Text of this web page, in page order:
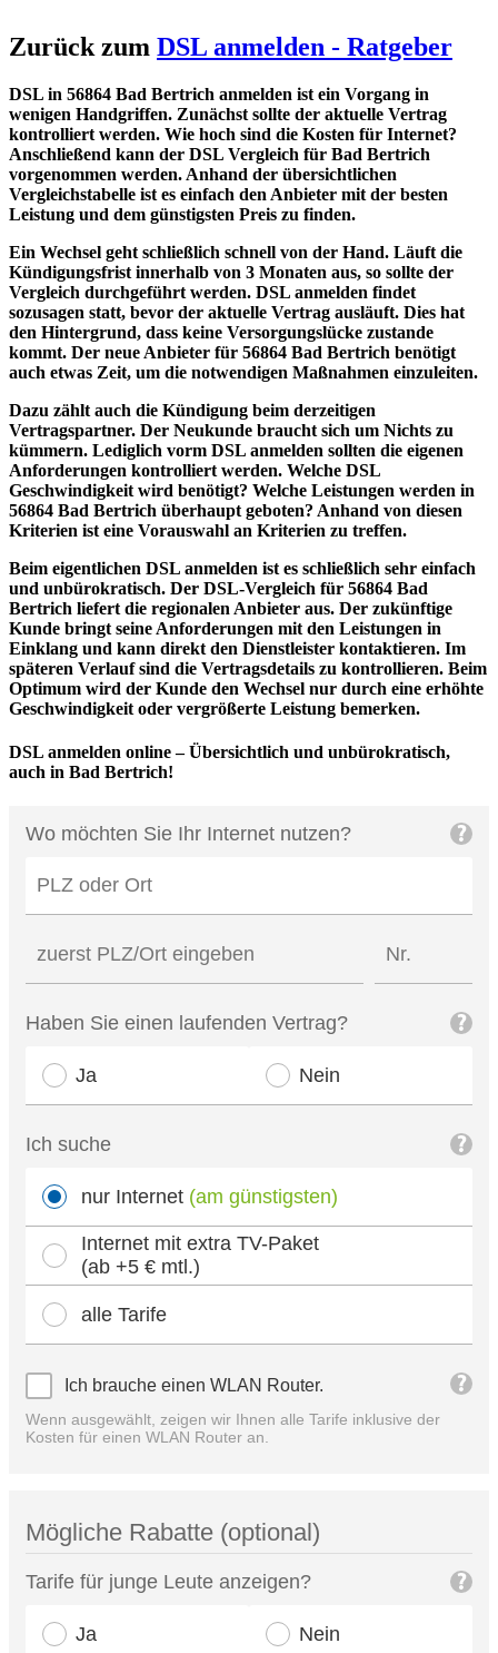
Zurück zum DSL anmelden - Ratgeber
DSL in 56864 Bad Bertrich anmelden ist ein Vorgang in
wenigen Handgriffen. Zunächst sollte der aktuelle Vertrag
kontrolliert werden. Wie hoch sind die Kosten für Internet?
Anschließend kann der DSL Vergleich für Bad Bertrich
vorgenommen werden. Anhand der übersichtlichen
Vergleichstabelle ist es einfach den Anbieter mit der besten
Leistung und dem günstigsten Preis zu finden.
Ein Wechsel geht schließlich schnell von der Hand. Läuft die
Kündigungsfrist innerhalb von 3 Monaten aus, so sollte der
Vergleich durchgeführt werden. DSL anmelden findet
sozusagen statt, bevor der aktuelle Vertrag ausläuft. Dies hat
den Hintergrund, dass keine Versorgungslücke zustande
kommt. Der neue Anbieter für 56864 Bad Bertrich benötigt
auch etwas Zeit, um die notwendigen Maßnahmen einzuleiten.
Dazu zählt auch die Kündigung beim derzeitigen
Vertragspartner. Der Neukunde braucht sich um Nichts zu
kümmern. Lediglich vorm DSL anmelden sollten die eigenen
Anforderungen kontrolliert werden. Welche DSL
Geschwindigkeit wird benötigt? Welche Leistungen werden in
56864 Bad Bertrich überhaupt geboten? Anhand von diesen
Kriterien ist eine Vorauswahl an Kriterien zu treffen.
Beim eigentlichen DSL anmelden ist es schließlich sehr einfach
und unbürokratisch. Der DSL-Vergleich für 56864 Bad
Bertrich liefert die regionalen Anbieter aus. Der zukünftige
Kunde bringt seine Anforderungen mit den Leistungen in
Einklang und kann direkt den Dienstleister kontaktieren. Im
späteren Verlauf sind die Vertragsdetails zu kontrollieren. Beim
Optimum wird der Kunde den Wechsel nur durch eine erhöhte
Geschwindigkeit oder vergrößerte Leistung bemerken.
DSL anmelden online – Übersichtlich und unbürokratisch,
auch in Bad Bertrich!